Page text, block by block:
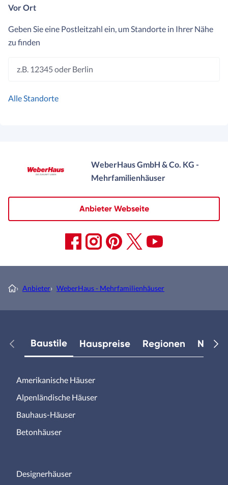
Vor Ort
Geben Sie eine Postleitzahl ein, um Standorte in Ihrer Nähe
zu finden
z.B. 12345 oder Berlin
Alle Standorte
WeberHaus GmbH & Co. KG -
Mehrfamilienhäuser
Anbieter Webseite
› Anbieter› WeberHaus - Mehrfamilienhäuser
Baustile Hauspreise Regionen
Amerikanische Häuser
Alpenländische Häuser
Bauhaus-Häuser
Betonhäuser
Designerhäuser